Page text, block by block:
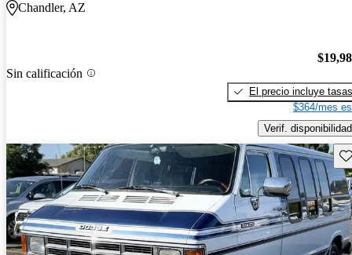
Chandler, AZ
Sin calificación
El precio incluye tasas
$364/mes
Verif. disponibilidad